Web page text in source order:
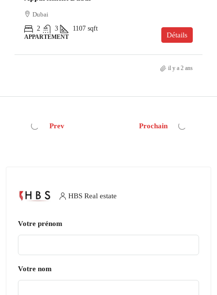
Dubai
2
3 1107 sqft
APPARTEMENT Détails
il y a 2 ans
Prev Prochain
HBS Real estate
Votre prénom
Votre nom